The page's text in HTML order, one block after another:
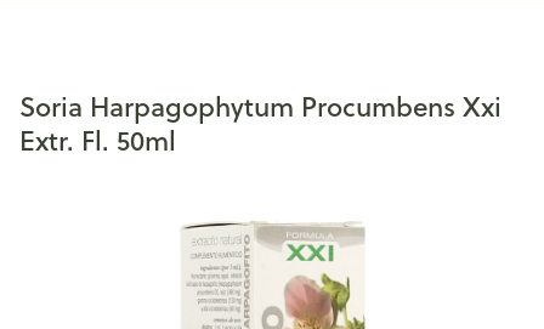
Soria Harpagophytum Procumbens Xxi
Extr. Fl. 50ml